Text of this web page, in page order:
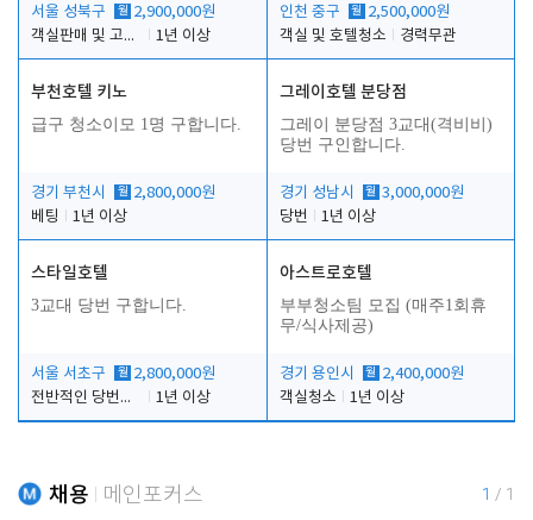
서울 성북구 월 2,900,000원
객실판매 및 고객응대
1년 이상
인천 중구 월 2,500,000원
객실 및 호텔청소
경력무관
부천호텔 키노
급구 청소이모 1명 구합니다.
경기 부천시 월 2,800,000원
베팅
1년 이상
그레이호텔 분당점
그레이 분당점 3교대(격비비)
당번 구인합니다.
경기 성남시 월 3,000,000원
당번
1년 이상
스타일호텔
3교대 당번 구합니다.
서울 서초구 월 2,800,000원
전반적인 당번업무
1년 이상
아스트로호텔
부부청소팀 모집 (매주1회휴
무/식사제공)
경기 용인시 월 2,400,000원
객실청소
1년 이상
채용 메인포커스 1 / 1